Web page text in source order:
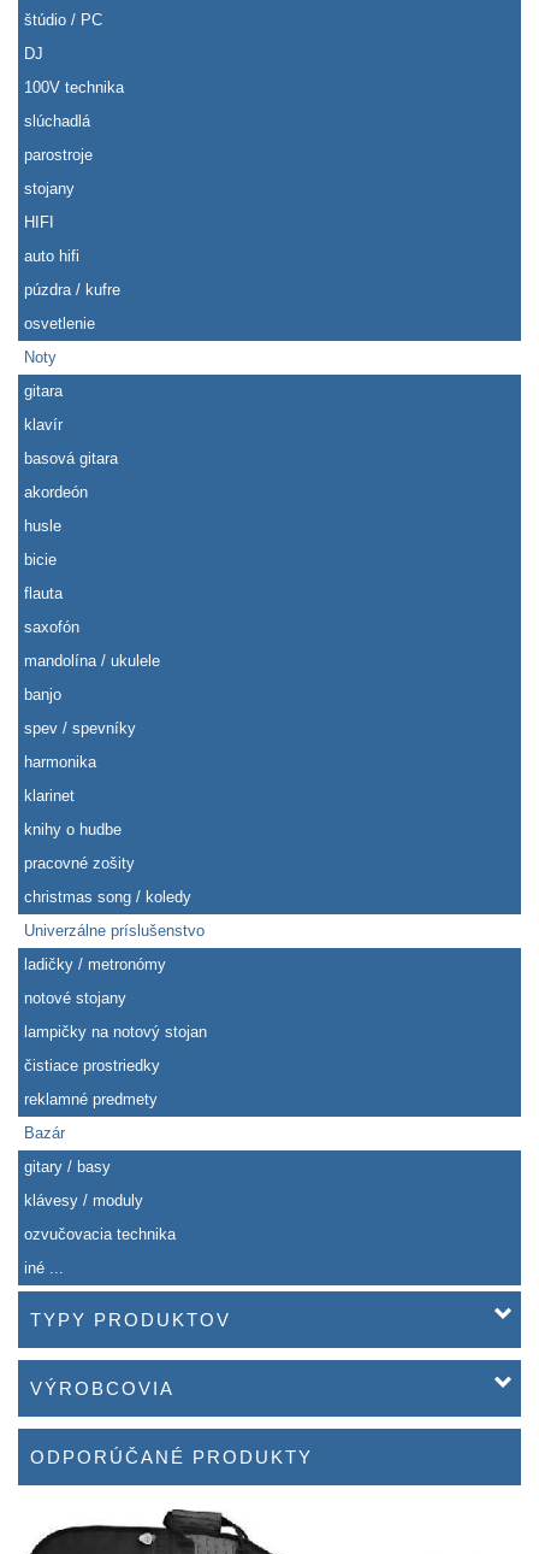
štúdio / PC
DJ
100V technika
slúchadlá
parostroje
stojany
HIFI
auto hifi
púzdra / kufre
osvetlenie
Noty
gitara
klavír
basová gitara
akordeón
husle
bicie
flauta
saxofón
mandolína / ukulele
banjo
spev / spevníky
harmonika
klarinet
knihy o hudbe
pracovné zošity
christmas song / koledy
Univerzálne príslušenstvo
ladičky / metronómy
notové stojany
lampičky na notový stojan
čistiace prostriedky
reklamné predmety
Bazár
gitary / basy
klávesy / moduly
ozvučovacia technika
iné ...
TYPY PRODUKTOV
VÝROBCOVIA
ODPORÚČANÉ PRODUKTY